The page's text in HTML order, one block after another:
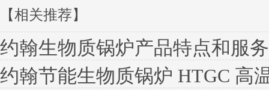
【相关推荐】
约翰生物质锅炉产品特点和服务
约翰节能生物质锅炉 HTGC 高